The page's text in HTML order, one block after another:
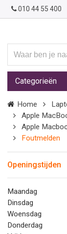
010 44 55 400
ben
je
naar
op
zoek?
Categorieën
Home
Apple
Apple
Foutmelden
Openingstijden
Maandag
Dinsdag
Woensdag
Donderdag